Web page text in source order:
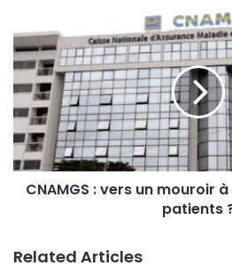
CNAMGS : vers un mouroir
patients
Related Articles